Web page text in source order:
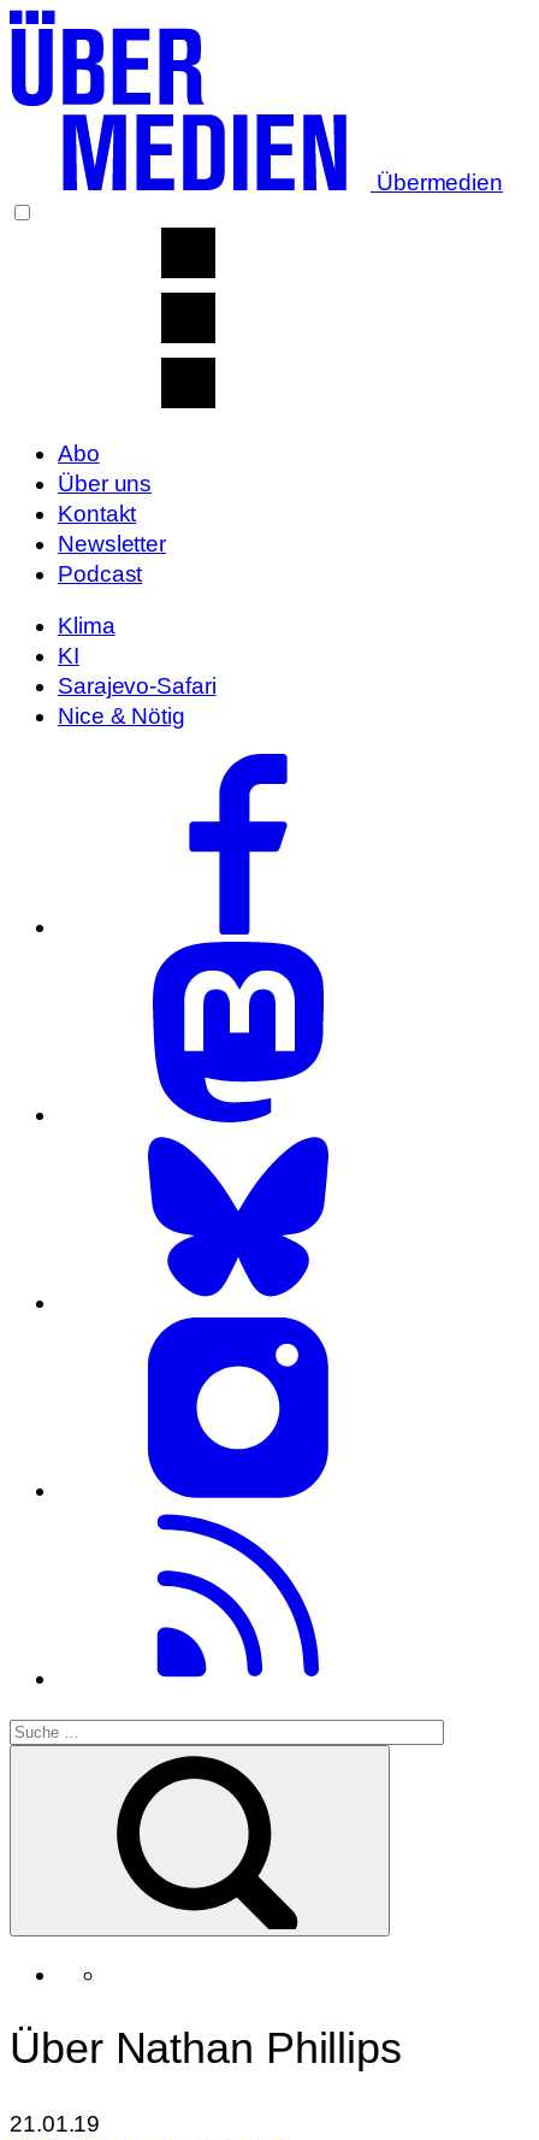
Übermedien
Abo
Über uns
Kontakt
Newsletter
Podcast
Klima
KI
Sarajevo-Safari
Nice & Nötig
Über Nathan Phillips
21.01.19